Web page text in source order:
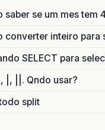
saber se um mes tem
converter inteiro para
SELECT para
|, ||. Qndo usar?
split